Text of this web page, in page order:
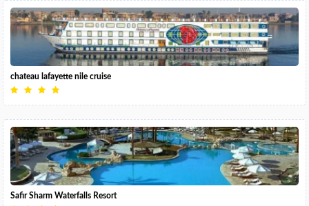
chateau lafayette nile cruise
Safir Sharm Waterfalls Resort